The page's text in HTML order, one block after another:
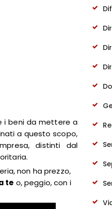
i beni da mettere a
a questo scopo,
distinti dal
non ha prezzo,
te o, peggio, con i